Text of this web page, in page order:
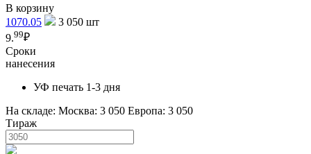
В корзину
1070.05
3 050 шт
9.99₽
Сроки
нанесения
УФ печать 1-3 дня
На складе: Москва: 3 050 Европа: 3 050
Тираж